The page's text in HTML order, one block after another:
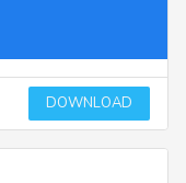
DOWNLOAD